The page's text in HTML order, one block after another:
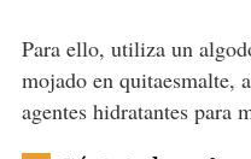
Para ello, utiliza un
mojado en quitaesmalte,
agentes hidratantes para